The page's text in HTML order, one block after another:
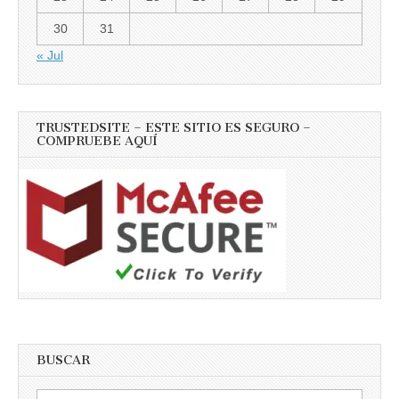
30
31
« Jul
TRUSTEDSITE – ESTE SITIO ES SEGURO –
COMPRUEBE AQUÍ
BUSCAR